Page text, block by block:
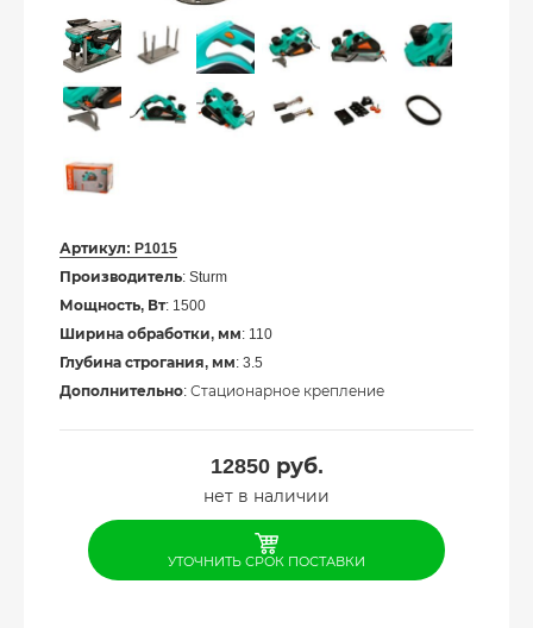
Артикул: P1015
Производитель: Sturm
Мощность, Вт: 1500
Ширина обработки, мм: 110
Глубина строгания, мм: 3.5
Дополнительно: Стационарное крепление
12850руб.
нет в наличии
УТОЧНИТЬ СРОК ПОСТАВКИ